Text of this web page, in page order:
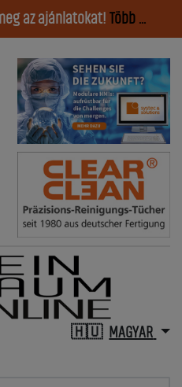
az ajánlatokat! Több ...
MAGYAR